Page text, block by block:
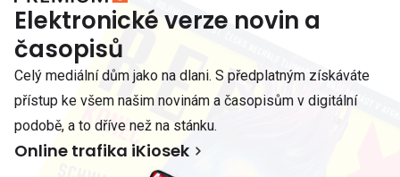
Elektronické verze novin a
časopisů
Celý mediální dům jako na dlani. S předplatným získáváte
přístup ke všem našim novinám a časopisům v digitální
podobě, a to dříve než na stánku.
Online trafika iKiosek